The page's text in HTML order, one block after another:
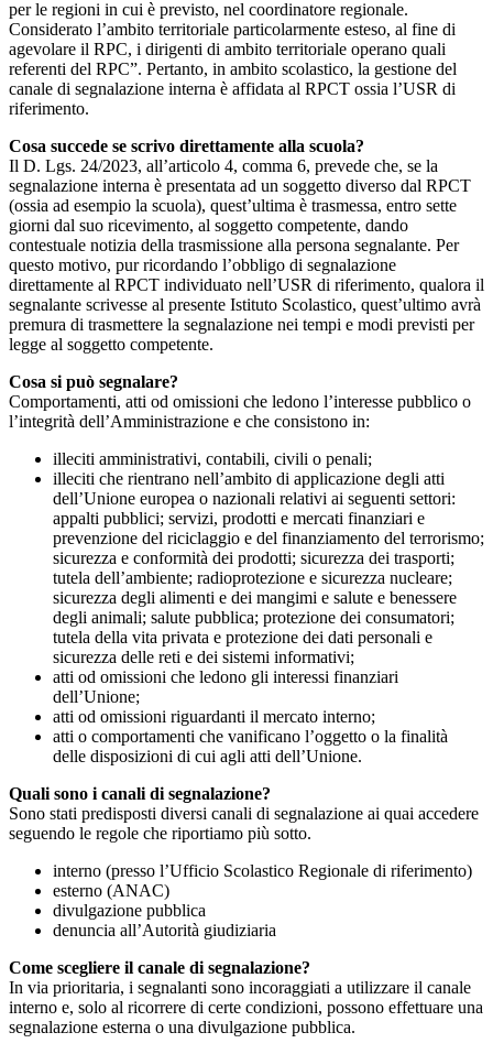
per le regioni in cui è previsto, nel coordinatore regionale.
Considerato l’ambito territoriale particolarmente esteso, al fine di
agevolare il RPC, i dirigenti di ambito territoriale operano quali
referenti del RPC”. Pertanto, in ambito scolastico, la gestione del
canale di segnalazione interna è affidata al RPCT ossia l’USR di
riferimento.
Cosa succede se scrivo direttamente alla scuola?
Il D. Lgs. 24/2023, all’articolo 4, comma 6, prevede che, se la
segnalazione interna è presentata ad un soggetto diverso dal RPCT
(ossia ad esempio la scuola), quest’ultima è trasmessa, entro sette
giorni dal suo ricevimento, al soggetto competente, dando
contestuale notizia della trasmissione alla persona segnalante. Per
questo motivo, pur ricordando l’obbligo di segnalazione
direttamente al RPCT individuato nell’USR di riferimento, qualora il
segnalante scrivesse al presente Istituto Scolastico, quest’ultimo avrà
premura di trasmettere la segnalazione nei tempi e modi previsti per
legge al soggetto competente.
Cosa si può segnalare?
Comportamenti, atti od omissioni che ledono l’interesse pubblico o
l’integrità dell’Amministrazione e che consistono in:
illeciti amministrativi, contabili, civili o penali;
illeciti che rientrano nell’ambito di applicazione degli atti
dell’Unione europea o nazionali relativi ai seguenti settori:
appalti pubblici; servizi, prodotti e mercati finanziari e
prevenzione del riciclaggio e del finanziamento del terrorismo;
sicurezza e conformità dei prodotti; sicurezza dei trasporti;
tutela dell’ambiente; radioprotezione e sicurezza nucleare;
sicurezza degli alimenti e dei mangimi e salute e benessere
degli animali; salute pubblica; protezione dei consumatori;
tutela della vita privata e protezione dei dati personali e
sicurezza delle reti e dei sistemi informativi;
atti od omissioni che ledono gli interessi finanziari
dell’Unione;
atti od omissioni riguardanti il mercato interno;
atti o comportamenti che vanificano l’oggetto o la finalità
delle disposizioni di cui agli atti dell’Unione.
Quali sono i canali di segnalazione?
Sono stati predisposti diversi canali di segnalazione ai quai accedere
seguendo le regole che riportiamo più sotto.
interno (presso l’Ufficio Scolastico Regionale di riferimento)
esterno (ANAC)
divulgazione pubblica
denuncia all’Autorità giudiziaria
Come scegliere il canale di segnalazione?
In via prioritaria, i segnalanti sono incoraggiati a utilizzare il canale
interno e, solo al ricorrere di certe condizioni, possono effettuare una
segnalazione esterna o una divulgazione pubblica.